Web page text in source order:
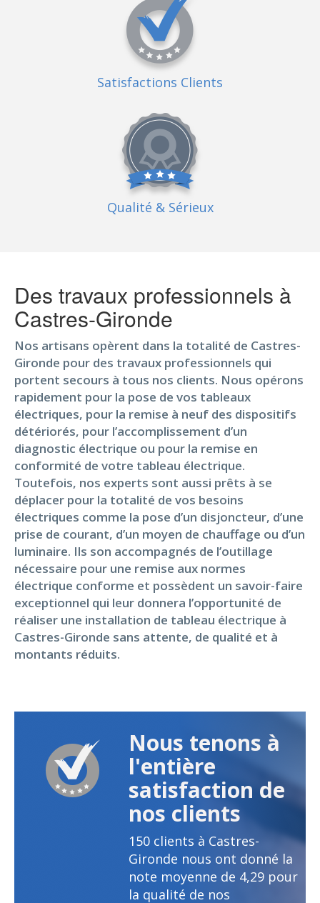
Satisfactions Clients
Qualité & Sérieux
Des travaux professionnels à
Castres-Gironde
Nos artisans opèrent dans la totalité de Castres-
Gironde pour des travaux professionnels qui
portent secours à tous nos clients. Nous opérons
rapidement pour la pose de vos tableaux
électriques, pour la remise à neuf des dispositifs
détériorés, pour l’accomplissement d’un
diagnostic électrique ou pour la remise en
conformité de votre tableau électrique.
Toutefois, nos experts sont aussi prêts à se
déplacer pour la totalité de vos besoins
électriques comme la pose d’un disjoncteur, d’une
prise de courant, d’un moyen de chauffage ou d’un
luminaire. Ils son accompagnés de l’outillage
nécessaire pour une remise aux normes
électrique conforme et possèdent un savoir-faire
exceptionnel qui leur donnera l’opportunité de
réaliser une installation de tableau électrique à
Castres-Gironde sans attente, de qualité et à
montants réduits.
Nous tenons à
l'entière
satisfaction de
nos clients
150 clients à Castres-
Gironde nous ont donné la
note moyenne de 4,29 pour
la qualité de nos